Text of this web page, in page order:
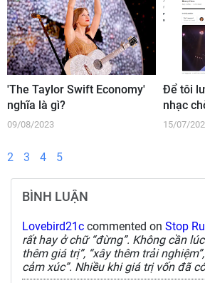
'The Taylor Swift Economy'
nghĩa là gì?
09/08/2023
Để tôi
nhạc
15/07/
2 3 4 5
BÌNH LUẬN
Lovebird21c commented on Stop
rất hay ở chữ “đừng”. Không cần
thêm giá trị”, “xây thêm trải
cảm xúc”. Nhiều khi giá trị vốn đã